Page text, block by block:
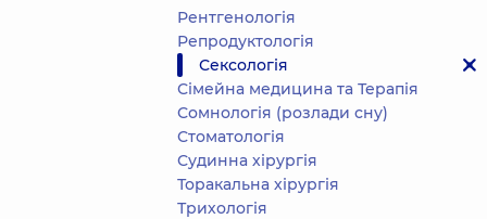
Рентгенологія
Репродуктологія
Сексологія
Сімейна медицина та Терапія
Сомнологія (розлади сну)
Стоматологія
Судинна хірургія
Торакальна хірургія
Трихологія